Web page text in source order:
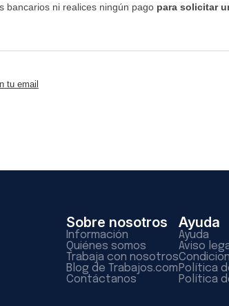
bancarios ni realices ningún pago para solicitar
tu email
Sobre nosotros
Información
Quiénes somos
Trabaja con nosotros
Blog de Trabajos.com
Contáctanos
Ayuda
Ayuda
Aviso
Política
Política